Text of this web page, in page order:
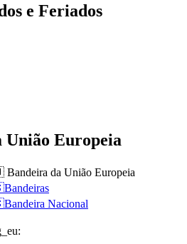
e Feriados
Europeia
da União Europeia
Nacional